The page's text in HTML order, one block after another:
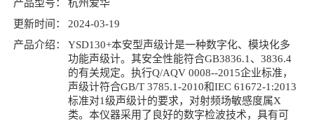
产品型号：
杭州爱华
更新时间：
2024-03-19
产品介绍：
YSD130+本安型声级计是一种数字化、模块化多
功能声级计。其安全性能符合GB3836.1、3836.4
的有关规定。执行Q/AQV 0008--2015企业标准，
声级计符合GB/T 3785.1-2010和IEC 61672-1:2013
标准对1级声级计的要求，对射频场敏感度属X
类。本仪器采用了良好的数字检波技术，具有可